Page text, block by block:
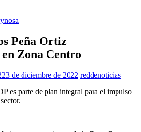
Peña Ortiz
Zona Centro
23 de diciembre de 2022 reddenoticias
es parte de plan integral para el impulso